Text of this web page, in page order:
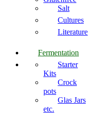
Salt
Cultures
Literature
Fermentation
Starter
Kits
Crock
pots
Glas Jars
etc.